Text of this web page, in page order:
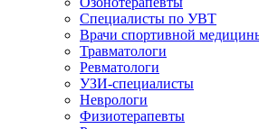
Специалисты по УВТ
Врачи спортивной
Травматологи
Ревматологи
УЗИ-специалисты
Неврологи
Физиотерапевты